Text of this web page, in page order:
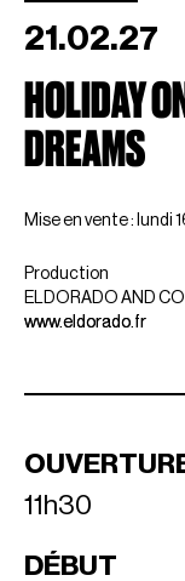
21.02.27
HOLIDAY
DREAMS
Mise en vente : lundi
Production
ELDORADO AND CO
www.eldorado.fr
11h30
DÉBUT